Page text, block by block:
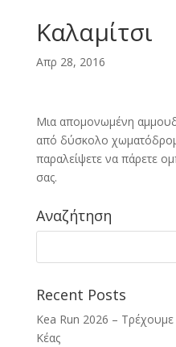
Καλαμίτσι
Απρ 28, 2016
Μια απομονωμένη
από δύσκολο
παραλείψετε να πάρετε
σας.
Αναζήτηση
Recent Posts
Kea Run 2026 – Τρέχουμε
Κέας